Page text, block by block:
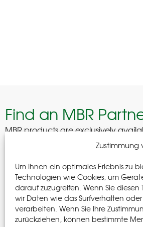
Um Ihnen ein optimales Erlebnis zu
Technologien wie Cookies, um
darauf zuzugreifen. Wenn Sie
wir Daten wie das Surfverhalten
verarbeiten. Wenn Sie Ihre
zurückziehen, können bestimmte
Find an MBR
MBR products are exclusively
through selected professional
Find a Partner